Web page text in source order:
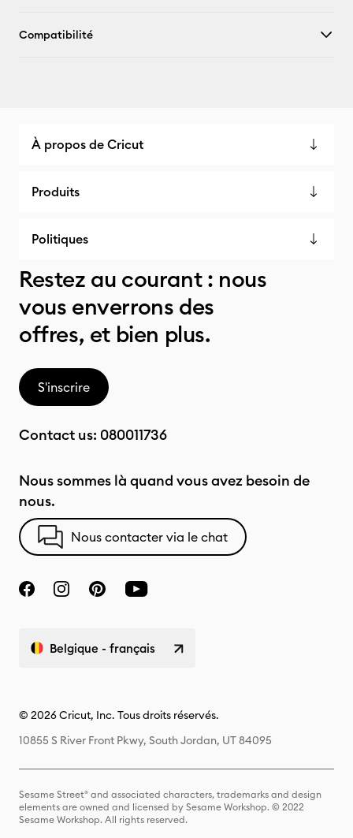
Compatibilité
À propos de Cricut
Produits
Politiques
Restez au courant : nous
vous enverrons des
offres, et bien plus.
S'inscrire
Contact us: 080011736
Nous sommes là quand vous avez besoin de
nous.
Nous contacter via le chat
Belgique - français
© 2026 Cricut, Inc. Tous droits réservés.
10855 S River Front Pkwy, South Jordan, UT 84095
Sesame Street® and associated characters, trademarks and design
elements are owned and licensed by Sesame Workshop. © 2022
Sesame Workshop. All rights reserved.